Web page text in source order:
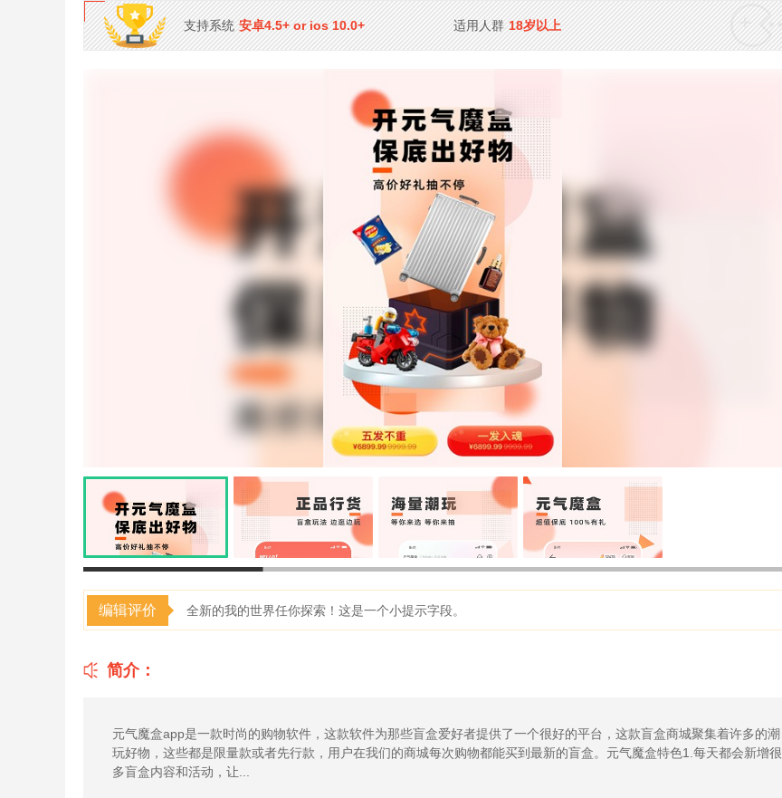
支持系统 安卓4.5+ or ios 10.0+ 适用人群 18岁以上
编辑评价 全新的我的世界任你探索！这是一个小提示字段。
简介：
元气魔盒app是一款时尚的购物软件，这款软件为那些盲盒爱好者提供了一个很好的平台，这款盲盒商城聚集着许多的潮
玩好物，这些都是限量款或者先行款，用户在我们的商城每次购物都能买到最新的盲盒。元气魔盒特色1.每天都会新增很
多盲盒内容和活动，让...